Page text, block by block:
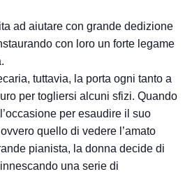
ad aiutare con grande dedizione
con loro un forte legame
tuttavia, la porta ogni tanto a
per togliersi alcuni sfizi. Quando
per esaudire il suo
quello di vedere l’amato
pianista, la donna decide di
una serie di